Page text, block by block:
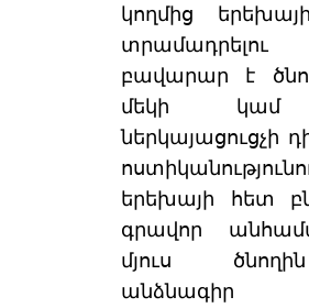
կողմից
բավարար է
մեկի կամ
ներկայացուցչի
երեխայի հետ
գրավոր
մյուս
անձնագիր